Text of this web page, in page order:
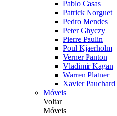
Pablo Casas
Patrick Norguet
Pedro Mendes
Peter Ghyczy
Pierre Paulin
Poul Kjaerholm
Verner Panton
Vladimir Kagan
Warren Platner
Xavier Pauchard
Móveis
Voltar
Móveis